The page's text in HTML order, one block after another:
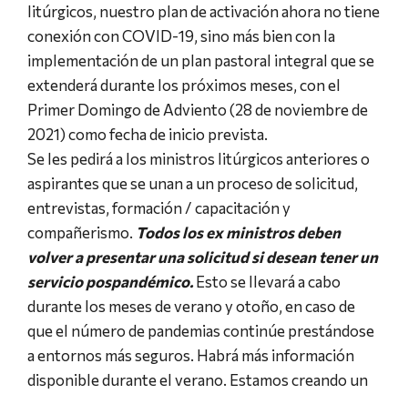
litúrgicos, nuestro plan de activación ahora no tiene
conexión con COVID-19, sino más bien con la
implementación de un plan pastoral integral que se
extenderá durante los próximos meses, con el
Primer Domingo de Adviento (28 de noviembre de
2021) como fecha de inicio prevista.
Se les pedirá a los ministros litúrgicos anteriores o
aspirantes que se unan a un proceso de solicitud,
entrevistas, formación / capacitación y
compañerismo. Todos los ex ministros deben
volver a presentar una solicitud si desean tener un
servicio pospandémico.Esto se llevará a cabo
durante los meses de verano y otoño, en caso de
que el número de pandemias continúe prestándose
a entornos más seguros. Habrá más información
disponible durante el verano. Estamos creando un